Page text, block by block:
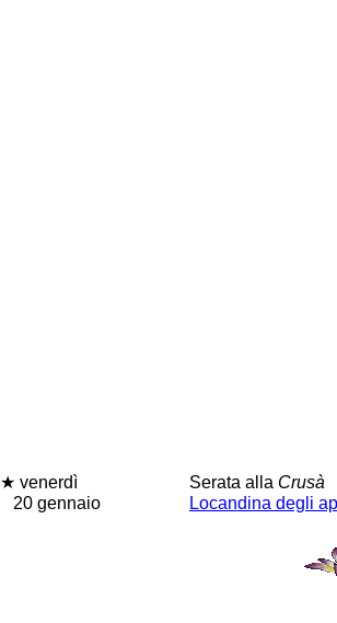
★ venerdì
20 gennaio
Serata alla Crusà
Locandina degli